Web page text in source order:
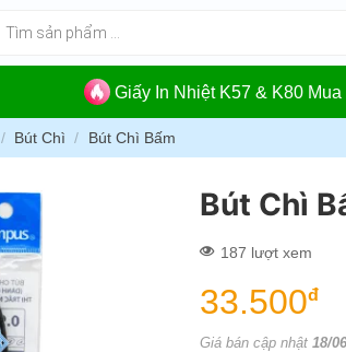
Giấy In Nhiệt K57 & K80
/ Bút Chì / Bút Chì Bấm
Bút Chì
187 lượt xem
33.500đ
Giá bán cập nhật 18/